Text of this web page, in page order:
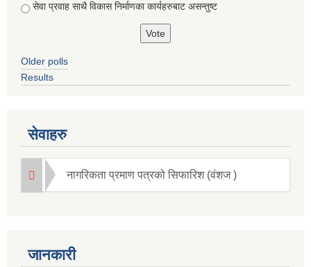
सेवा प्रवाह साथै विकास निर्माणका कार्यहरुबाट असन्तुष्ट
Older polls
Results
सेवाहरु
नागरिकता प्रमाण पत्रको सिफारिश (वंशज )
जानकारी